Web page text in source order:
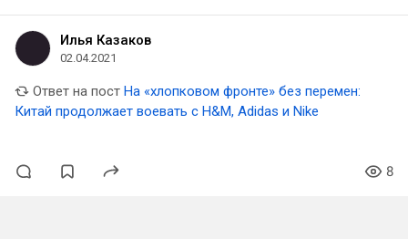
Илья Казаков
02.04.2021
Ответ на пост На «хлопковом фронте» без перемен:
Китай продолжает воевать с H&M, Adidas и Nike
8